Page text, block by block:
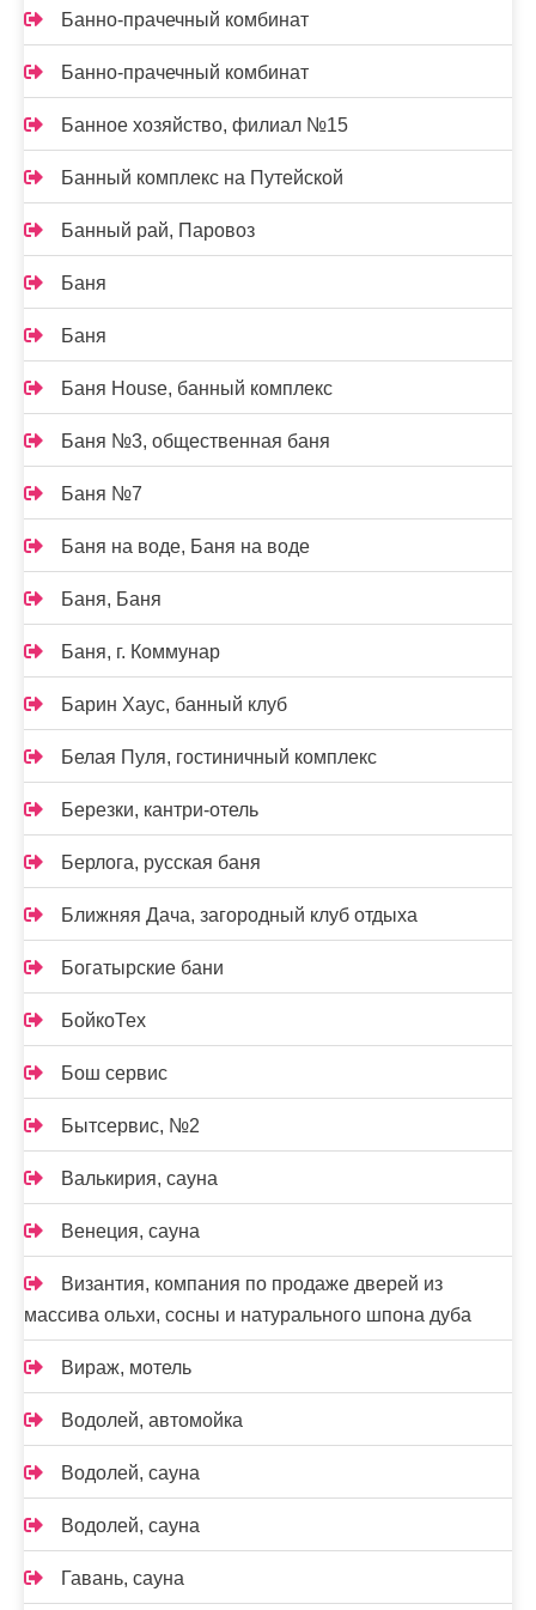
Банно-прачечный комбинат
Банно-прачечный комбинат
Банное хозяйство, филиал №15
Банный комплекс на Путейской
Банный рай, Паровоз
Баня
Баня
Баня House, банный комплекс
Баня №3, общественная баня
Баня №7
Баня на воде, Баня на воде
Баня, Баня
Баня, г. Коммунар
Барин Хаус, банный клуб
Белая Пуля, гостиничный комплекс
Березки, кантри-отель
Берлога, русская баня
Ближняя Дача, загородный клуб отдыха
Богатырские бани
БойкоТех
Бош сервис
Бытсервис, №2
Валькирия, сауна
Венеция, сауна
Византия, компания по продаже дверей из
массива ольхи, сосны и натурального шпона дуба
Вираж, мотель
Водолей, автомойка
Водолей, сауна
Водолей, сауна
Гавань, сауна